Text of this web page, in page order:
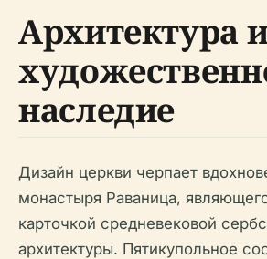
Архитектура
наследие
Дизайн церкви черпает
монастыря Раваница,
карточкой средневековой
архитектуры. Пятикупольное